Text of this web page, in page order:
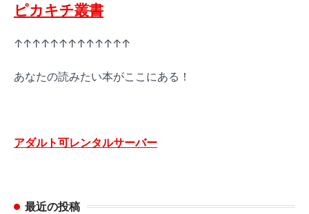
ピカキチ叢書
↑↑↑↑↑↑↑↑↑↑↑↑↑
あなたの読みたい本がここにある！
アダルト可レンタルサーバー
最近の投稿